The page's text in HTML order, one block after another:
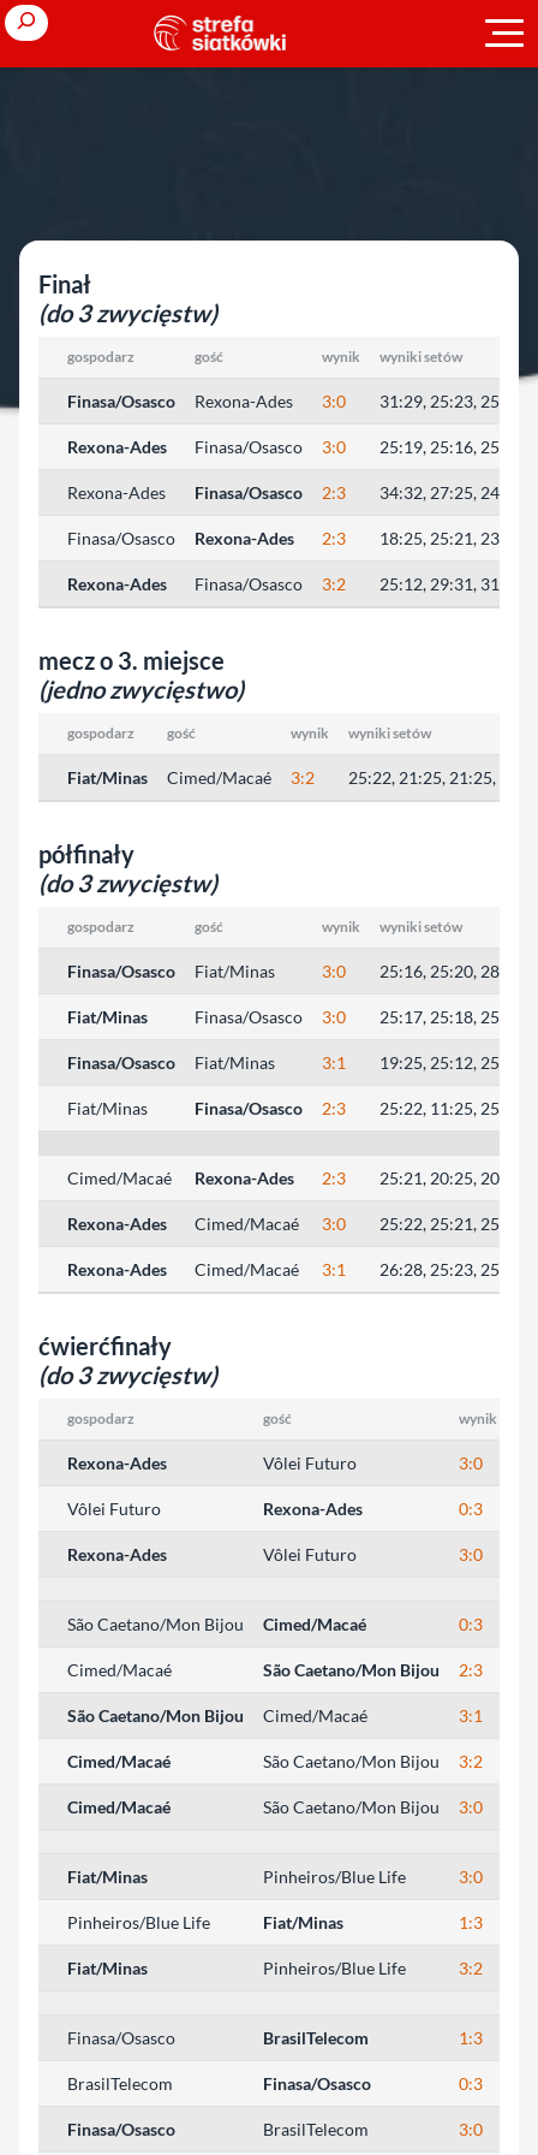
Przejdź
do
treści
Search
Finał
(do 3 zwycięstw)
gospodarz gość wynik wyniki setów
Finasa/Osasco Rexona-Ades 3:0 31:29, 25:23, 25:21
Rexona-Ades Finasa/Osasco 3:0 25:19, 25:16, 25:23
Rexona-Ades Finasa/Osasco 2:3 34:32, 27:25, 24:26,
Finasa/Osasco Rexona-Ades 2:3 18:25, 25:21, 23:25,
Rexona-Ades Finasa/Osasco 3:2 25:12, 29:31, 31:33,
mecz o 3. miejsce
(jedno zwycięstwo)
gospodarz gość wynik wyniki setów
Fiat/Minas Cimed/Macaé 3:2 25:22, 21:25, 21:25,
półfinały
(do 3 zwycięstw)
gospodarz gość wynik wyniki setów
Finasa/Osasco Fiat/Minas 3:0 25:16, 25:20, 28:26
Fiat/Minas Finasa/Osasco 3:0 25:17, 25:18, 25:21
Finasa/Osasco Fiat/Minas 3:1 19:25, 25:12, 25:22,
Fiat/Minas Finasa/Osasco 2:3 25:22, 11:25, 25:21,
Cimed/Macaé Rexona-Ades 2:3 25:21, 20:25, 20:25,
Rexona-Ades Cimed/Macaé 3:0 25:22, 25:21, 25:19
Rexona-Ades Cimed/Macaé 3:1 26:28, 25:23, 25:19,
ćwierćfinały
(do 3 zwycięstw)
gospodarz gość wynik
Rexona-Ades Vôlei Futuro 3:0
Vôlei Futuro Rexona-Ades 0:3
Rexona-Ades Vôlei Futuro 3:0
São Caetano/Mon Bijou Cimed/Macaé 0:3
Cimed/Macaé São Caetano/Mon Bijou 2:3
São Caetano/Mon Bijou Cimed/Macaé 3:1
Cimed/Macaé São Caetano/Mon Bijou 3:2
Cimed/Macaé São Caetano/Mon Bijou 3:0
Fiat/Minas Pinheiros/Blue Life 3:0
Pinheiros/Blue Life Fiat/Minas 1:3
Fiat/Minas Pinheiros/Blue Life 3:2
Finasa/Osasco BrasilTelecom 1:3
BrasilTelecom Finasa/Osasco 0:3
Finasa/Osasco BrasilTelecom 3:0